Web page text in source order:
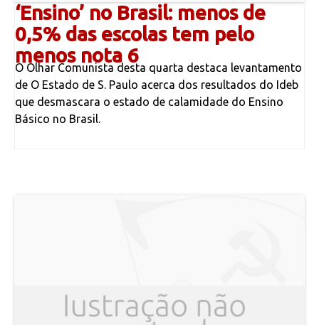
‘Ensino’ no Brasil: menos de
0,5% das escolas tem pelo
menos nota 6
O Olhar Comunista desta quarta destaca levantamento
de O Estado de S. Paulo acerca dos resultados do Ideb
que desmascara o estado de calamidade do Ensino
Básico no Brasil.